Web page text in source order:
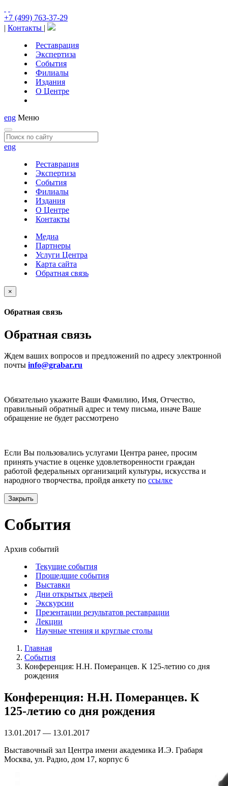
+7 (499) 763-37-29
| Контакты |
Реставрация
Экспертиза
События
Филиалы
Издания
О Центре
eng Меню
eng
Реставрация
Экспертиза
События
Филиалы
Издания
О Центре
Контакты
Медиа
Партнеры
Услуги Центра
Карта сайта
Обратная связь
×
Обратная связь
Обратная связь
Ждем ваших вопросов и предложений по адресу электронной
почты info@grabar.ru
Обязательно укажите Ваши Фамилию, Имя, Отчество,
правильный обратный адрес и тему письма, иначе Ваше
обращение не будет рассмотрено
Если Вы пользовались услугами Центра ранее, просим
принять участие в оценке удовлетворенности граждан
работой федеральных организаций культуры, искусства и
народного творчества, пройдя анкету по ссылке
Закрыть
События
Архив событий
Текущие события
Прошедшие события
Выставки
Дни открытых дверей
Экскурсии
Презентации результатов реставрации
Лекции
Научные чтения и круглые столы
Главная
События
Конференция: Н.Н. Померанцев. К 125-летию со дня
рождения
Конференция: Н.Н. Померанцев. К
125-летию со дня рождения
13.01.2017 — 13.01.2017
Выставочный зал Центра имени академика И.Э. Грабаря
Москва, ул. Радио, дом 17, корпус 6